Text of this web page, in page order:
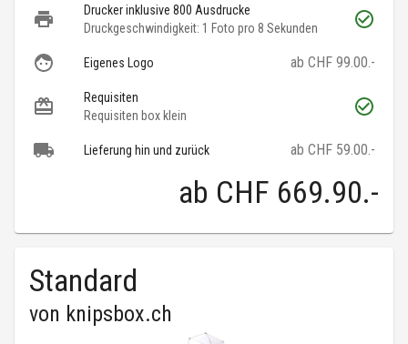
Drucker inklusive 800 Ausdrucke
Druckgeschwindigkeit: 1 Foto pro 8 Sekunden
Eigenes Logo ab CHF 99.00.-
Requisiten
Requisiten box klein
Lieferung hin und zurück ab CHF 59.00.-
ab CHF 669.90.-
Standard
von knipsbox.ch